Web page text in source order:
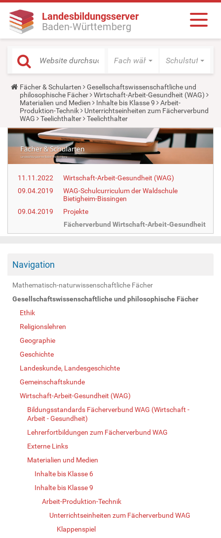
Landesbildungsserver
Baden-Württemberg
Fach wählen Schulstufe
Y
o
u
a
r
e
h
r
e
:
Fächer & Schularten
Gesellschaftswissenschaftliche und
philosophische Fächer
Wirtschaft-Arbeit-Gesundheit (WAG)
Materialien und Medien
Inhalte bis Klasse 9
Arbeit-
Produktion-Technik
Unterrichtseinheiten zum Fächerverbund
WAG
Teelichthalter Teelichthalter
11.11.2022
Wirtschaft-Arbeit-Gesundheit (WAG)
09.04.2019
WAG-Schulcurriculum der Waldschule
Bietigheim-Bissingen
09.04.2019
Projekte
Fächerverbund Wirtschaft-Arbeit-Gesundheit
Navigation
Mathematisch-naturwissenschaftliche Fächer
Gesellschaftswissenschaftliche und philosophische Fächer
Ethik
Religionslehren
Geographie
Geschichte
Landeskunde, Landesgeschichte
Gemeinschaftskunde
Wirtschaft-Arbeit-Gesundheit (WAG)
Bildungsstandards Fächerverbund WAG (Wirtschaft -
Arbeit - Gesundheit)
Lehrerfortbildungen zum Fächerverbund WAG
Externe Links
Materialien und Medien
Inhalte bis Klasse 6
Inhalte bis Klasse 9
Arbeit-Produktion-Technik
Unterrichtseinheiten zum Fächerverbund WAG
Klappenspiel